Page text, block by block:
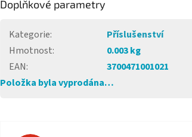
Doplňkové parametry
Kategorie:
Příslušenství
Hmotnost:
0.003 kg
EAN:
3700471001021
Položka byla vyprodána…